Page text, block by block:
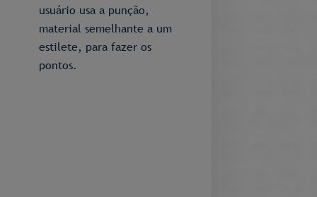
usuário usa a punção,
material semelhante a um
estilete, para fazer os
pontos.